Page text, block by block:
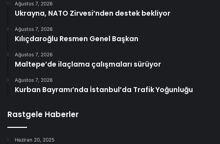
Ağustos 7, 2026
Ukrayna, NATO Zirvesi’nden destek bekliyor
Ağustos 7, 2026
Kılıçdaroğlu Resmen Genel Başkan
Ağustos 7, 2026
Maltepe’de ilaçlama çalışmaları sürüyor
Ağustos 7, 2026
Kurban Bayramı’nda İstanbul’da Trafik Yoğunluğu
Rastgele Haberler
Haziran 20, 2025